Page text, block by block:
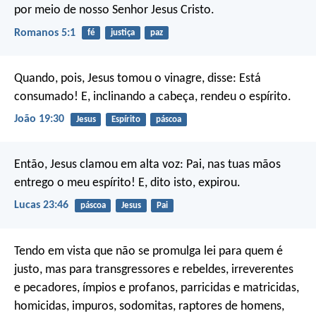
por meio de nosso Senhor Jesus Cristo.
Romanos 5:1 fé justiça paz
Quando, pois, Jesus tomou o vinagre, disse: Está
consumado! E, inclinando a cabeça, rendeu o espírito.
João 19:30 Jesus Espírito páscoa
Então, Jesus clamou em alta voz: Pai, nas tuas mãos
entrego o meu espírito! E, dito isto, expirou.
Lucas 23:46 páscoa Jesus Pai
Tendo em vista que não se promulga lei para quem é
justo, mas para transgressores e rebeldes, irreverentes
e pecadores, ímpios e profanos, parricidas e matricidas,
homicidas, impuros, sodomitas, raptores de homens,